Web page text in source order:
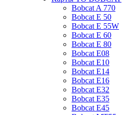
Bobcat A 770
Bobcat E 50
Bobcat E 55W
Bobcat E 60
Bobcat E 80
Bobcat E08
Bobcat E10
Bobcat E14
Bobcat E16
Bobcat E32
Bobcat E35
Bobcat E45